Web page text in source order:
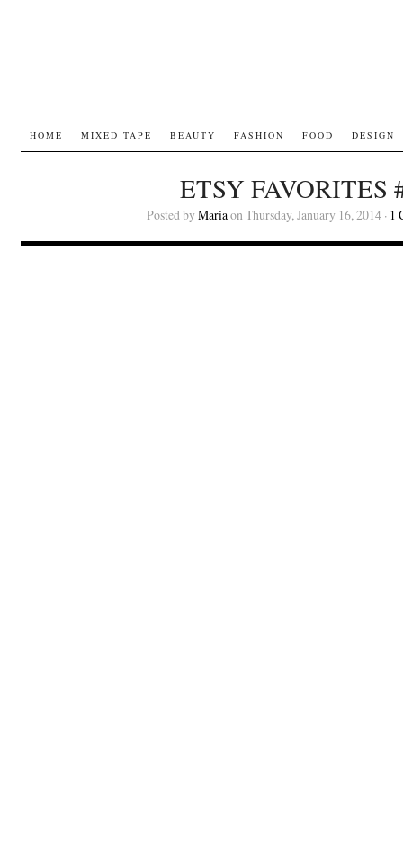
HOME MIXED TAPE BEAUTY FASHION FOOD DESIGN
ETSY FAVORITES
Posted byMariaon Thursday, January 16, 2014 · 1